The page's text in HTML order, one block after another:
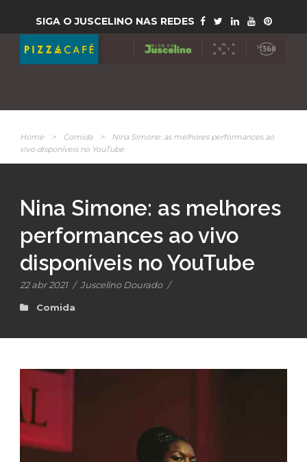
SIGA O JUSCELINO NAS REDES
Home > Comida >
Nina Simone: as melhores performances ao
vivo disponíveis no YouTube
Nina Simone: as melhores
performances ao vivo
disponíveis no YouTube
22 abr 2021 / Juscelino Dourado /
Comida